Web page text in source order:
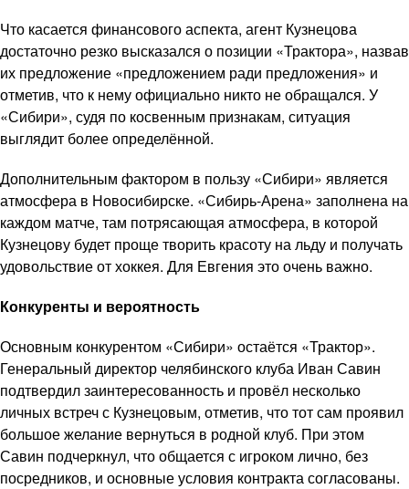
Что касается финансового аспекта, агент Кузнецова
достаточно резко высказался о позиции «Трактора», назвав
их предложение «предложением ради предложения» и
отметив, что к нему официально никто не обращался. У
«Сибири», судя по косвенным признакам, ситуация
выглядит более определённой.
Дополнительным фактором в пользу «Сибири» является
атмосфера в Новосибирске. «Сибирь-Арена» заполнена на
каждом матче, там потрясающая атмосфера, в которой
Кузнецову будет проще творить красоту на льду и получать
удовольствие от хоккея. Для Евгения это очень важно.
Конкуренты и вероятность
Основным конкурентом «Сибири» остаётся «Трактор».
Генеральный директор челябинского клуба Иван Савин
подтвердил заинтересованность и провёл несколько
личных встреч с Кузнецовым, отметив, что тот сам проявил
большое желание вернуться в родной клуб. При этом
Савин подчеркнул, что общается с игроком лично, без
посредников, и основные условия контракта согласованы.